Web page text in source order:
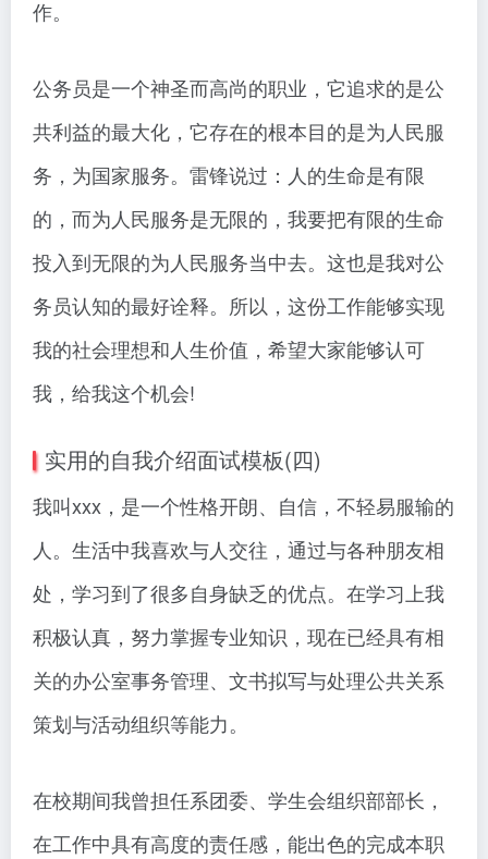
作。
公务员是一个神圣而高尚的职业，它追求的是公
共利益的最大化，它存在的根本目的是为人民服
务，为国家服务。雷锋说过：人的生命是有限
的，而为人民服务是无限的，我要把有限的生命
投入到无限的为人民服务当中去。这也是我对公
务员认知的最好诠释。所以，这份工作能够实现
我的社会理想和人生价值，希望大家能够认可
我，给我这个机会!
实用的自我介绍面试模板(四)
我叫xxx，是一个性格开朗、自信，不轻易服输的
人。生活中我喜欢与人交往，通过与各种朋友相
处，学习到了很多自身缺乏的优点。在学习上我
积极认真，努力掌握专业知识，现在已经具有相
关的办公室事务管理、文书拟写与处理公共关系
策划与活动组织等能力。
在校期间我曾担任系团委、学生会组织部部长，
在工作中具有高度的责任感，能出色的完成本职